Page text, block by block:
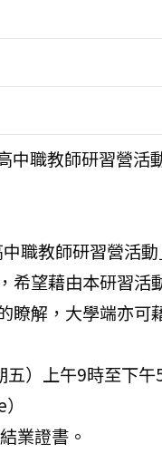
中職教師研習營活
職教師研習營活
希望藉由本研習活
瞭解，大學端亦可
）上午9時至下
業證書。